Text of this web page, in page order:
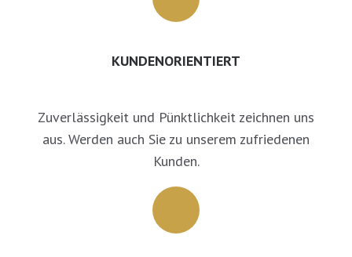
KUNDENORIENTIERT
Zuverlässigkeit und Pünktlichkeit zeichnen uns
aus. Werden auch Sie zu unserem zufriedenen
Kunden.